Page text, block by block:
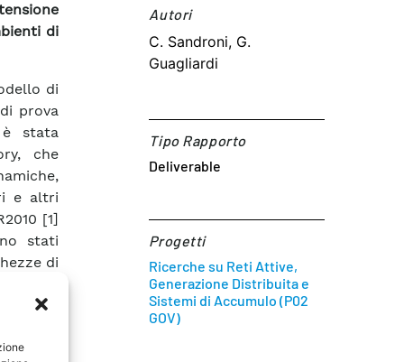
di
di
prova
stata
che
e altri
[1]
stati
di
Sono
di
Autori​
C. Sandroni, G.
Guagliardi
Tipo Rapporto
Deliverable
Progetti
Ricerche su Reti Attive,
Generazione Distribuita e
Sistemi di Accumulo (P02
GOV)